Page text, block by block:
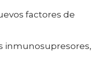
factores de